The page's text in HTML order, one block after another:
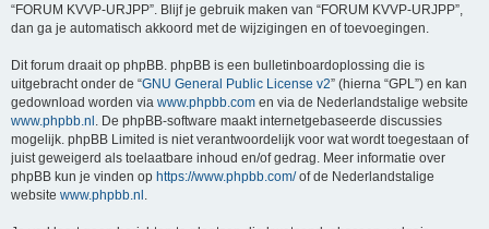
“FORUM KVVP-URJPP”. Blijf je gebruik maken van “FORUM KVVP-URJPP”,
dan ga je automatisch akkoord met de wijzigingen en of toevoegingen.
Dit forum draait op phpBB. phpBB is een bulletinboardoplossing die is
uitgebracht onder de “GNU General Public License v2” (hierna “GPL”) en kan
gedownload worden via www.phpbb.com en via de Nederlandstalige website
www.phpbb.nl . De phpBB-software maakt internetgebaseerde discussies
mogelijk. phpBB Limited is niet verantwoordelijk voor wat wordt toegestaan of
juist geweigerd als toelaatbare inhoud en/of gedrag. Meer informatie over
phpBB kun je vinden op https://www.phpbb.com/of de Nederlandstalige
website www.phpbb.nl .